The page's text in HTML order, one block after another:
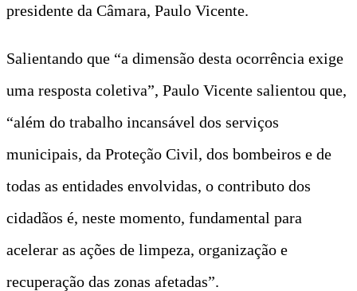
presidente da Câmara, Paulo Vicente.
Salientando que “a dimensão desta ocorrência exige
uma resposta coletiva”, Paulo Vicente salientou que,
“além do trabalho incansável dos serviços
municipais, da Proteção Civil, dos bombeiros e de
todas as entidades envolvidas, o contributo dos
cidadãos é, neste momento, fundamental para
acelerar as ações de limpeza, organização e
recuperação das zonas afetadas”.